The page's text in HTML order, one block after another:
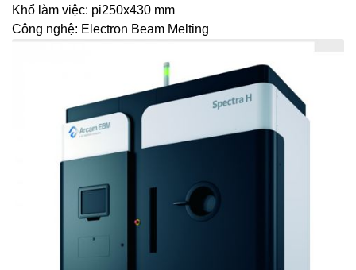
Khổ làm việc: pi250x430 mm
Công nghệ: Electron Beam Melting